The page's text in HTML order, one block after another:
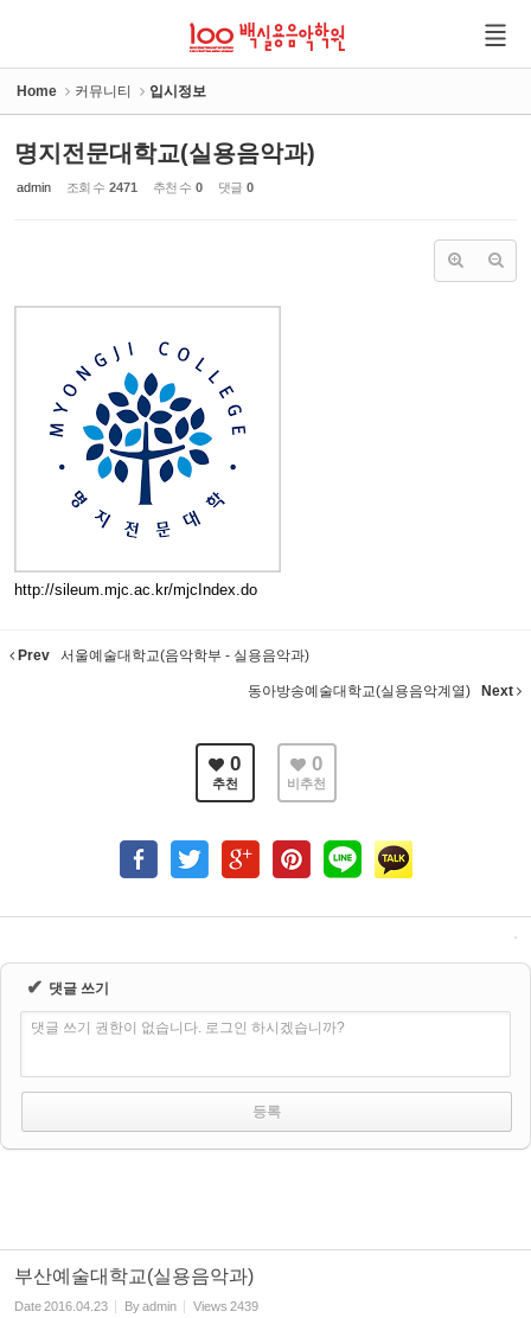
Home 커뮤니티 입시정보
명지전문대학교(실용음악과)
admin 조회 수 2471 추천 수 0 댓글 0
http://sileum.mjc.ac.kr/mjcIndex.do
Prev 서울예술대학교(음악학부 - 실용음악과)
동아방송예술대학교(실용음악계열) Next
0
추천
0
비추천
✔ 댓글 쓰기
댓글 쓰기 권한이 없습니다. 로그인 하시겠습니까?
부산예술대학교(실용음악과)
Date2016.04.23 Byadmin Views 2439